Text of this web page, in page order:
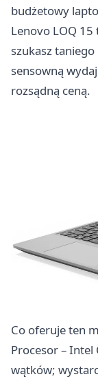
budżetowy
Lenovo LOQ
szukasz
sensowną
rozsądną ceną.
Co oferuje ten
Procesor –
wątków;